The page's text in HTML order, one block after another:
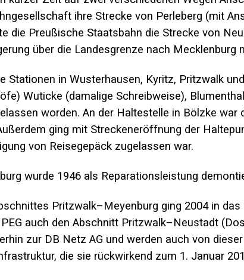
ihre Strecke von Perleberg (mit
die Preußische Staatsbahn die Strecke von
über die Landesgrenze nach Mecklenburg
Stationen in Wusterhausen, Kyritz, Pritzwalk und
Wuticke (damalige Schreibweise), Blumenthal
worden. An der Haltestelle in Bölzke
ging mit Streckeneröffnung der
von Reisegepäck zugelassen war.
wurde 1946 als Reparationsleistung
Pritzwalk–Meyenburg ging 2004 in das
auch den Abschnitt Pritzwalk–Neustadt
zur DB Netz AG und werden auch von
die sie rückwirkend zum 1. Januar